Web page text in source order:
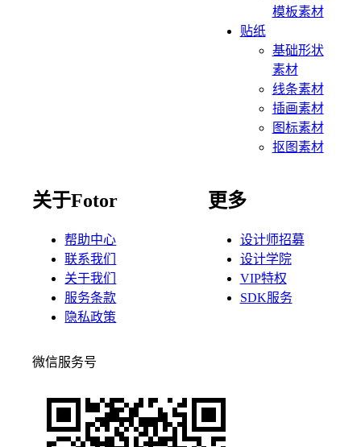
模板素材
贴纸
基础形状
素材
线条素材
插画素材
图标素材
抠图素材
关于Fotor
帮助中心
联系我们
关于我们
服务条款
隐私政策
更多
设计师招募
设计学院
VIP特权
SDK服务
微信服务号